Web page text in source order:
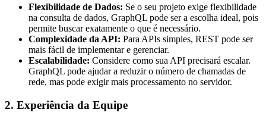
Flexibilidade de Dados: Se o seu projeto exige flexibilidade
na consulta de dados, GraphQL pode ser a escolha ideal, pois
permite buscar exatamente o que é necessário.
Complexidade da API: Para APIs simples, REST pode ser
mais fácil de implementar e gerenciar.
Escalabilidade: Considere como sua API precisará escalar.
GraphQL pode ajudar a reduzir o número de chamadas de
rede, mas pode exigir mais processamento no servidor.
2. Experiência da Equipe